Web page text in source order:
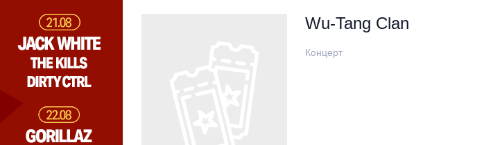
Wu-Tang Clan
Концерт